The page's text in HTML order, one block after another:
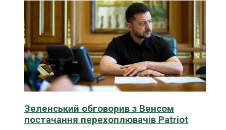
Зеленський обговорив з Венсом
постачання перехоплювачів Patriot